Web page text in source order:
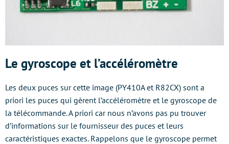
Le gyroscope et l’accéléromètre
Les deux puces sur cette image (PY410A et R82CX) sont a
priori les puces qui gèrent l’accéléromètre et le gyroscope de
la télécommande. A priori car nous n’avons pas pu trouver
d’informations sur le fournisseur des puces et leurs
caractéristiques exactes. Rappelons que le gyroscope permet